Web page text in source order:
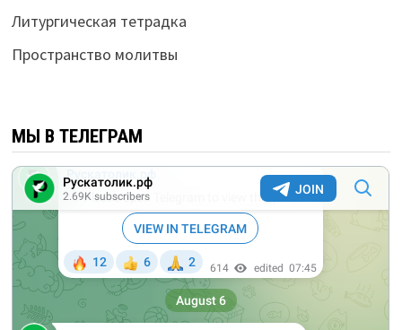
Литургическая тетрадка
Пространство молитвы
МЫ В ТЕЛЕГРАМ